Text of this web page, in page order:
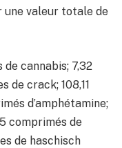
une valeur totale de
cannabis; 7,32
de crack; 108,11
d’amphétamine;
comprimés de
de haschisch